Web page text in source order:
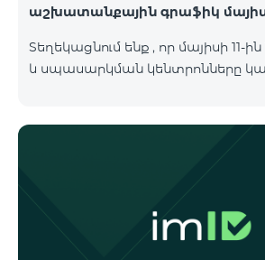
աշխատանքային գրաֆիկ
Տեղեկացնում ենք , որ մայիսի 11-
և սպասարկման կենտրոնները
ՀԱԹ 09:00-20:00 09:00-17:00 Երևան Ազատություն
09:00-19:00 09:00-17:00 Երևան Կոմիտաս 1 09:00-